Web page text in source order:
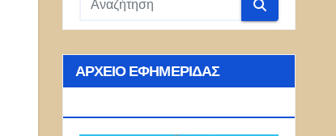
ΑΡΧΕΊΟ ΕΦΗΜΕΡΊΔΑΣ